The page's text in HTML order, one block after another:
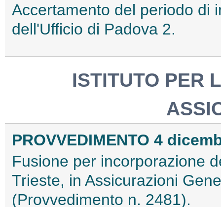
Accertamento del periodo di
dell'Ufficio di Padova 2.
ISTITUTO PER
PROVVEDIMENTO 4
Fusione per incorporazione
Trieste, in Assicurazioni
(Provvedimento n. 2481).